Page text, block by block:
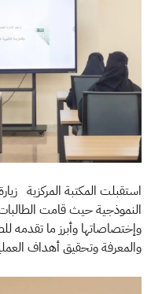
استقبلت المكتبة المركزية
النموذجية​ حيث قامت
وإختصاصاتها وأبرز ما تقدمه
والمعرفة وتحقيق أهداف